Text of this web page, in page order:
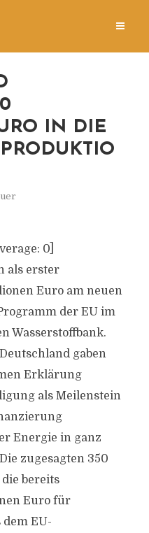
IN DIE
0]
als erster
Euro am neuen
der EU im
Wasserstoffbank.
gaben
Erklärung
als Meilenstein
Energie in ganz
zugesagten 350
bereits
Euro für
EU-